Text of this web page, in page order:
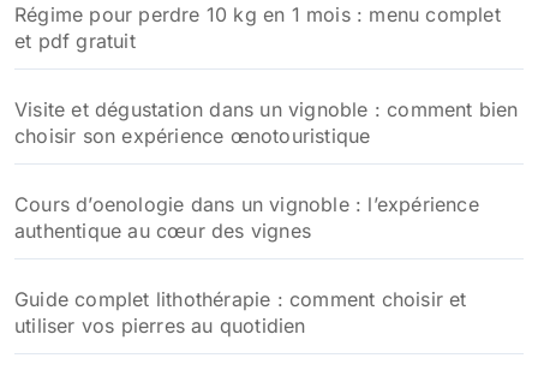
Régime pour perdre 10 kg en 1 mois : menu complet
et pdf gratuit
Visite et dégustation dans un vignoble : comment bien
choisir son expérience œnotouristique
Cours d’oenologie dans un vignoble : l’expérience
authentique au cœur des vignes
Guide complet lithothérapie : comment choisir et
utiliser vos pierres au quotidien